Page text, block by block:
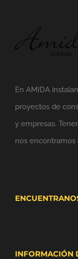
En AMIDA
proyectos de
y empresas.
nos encontramos
INFORMACIÓN